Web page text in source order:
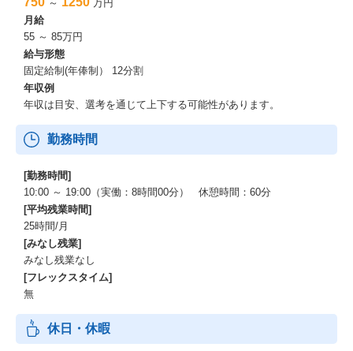
私たちが大切にしているミッション・バリューをさらに深く知り
たいという方は、
カルチャーブックもぜひご覧ください。
【働く環境】
・平均年齢 約31歳（2023年2月時点）
・子育て比率は18%、パパママ社員も活躍中！（2024年2月時点）
います。
～
万円
月給
55 ～ 85万円
給与形態
固定給制(年俸制） 12分割
年収例
年収は目安、選考を通じて上下する可能性があります。
勤務時間
[勤務時間]
10:00 ～ 19:00（実働：8時間00分） 休憩時間：60分
[平均残業時間]
25時間/月
[みなし残業]
みなし残業なし
[フレックスタイム]
無
休日・休暇